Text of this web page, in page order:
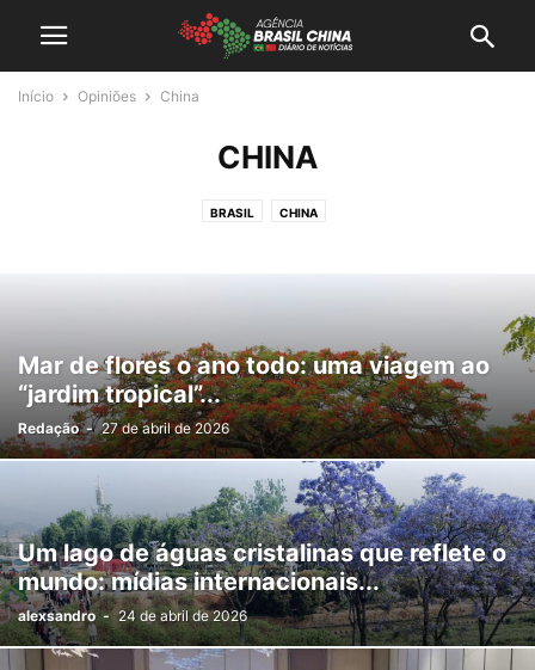
Início Opiniões China
CHINA
BRASIL CHINA
Mar de flores o ano todo: uma viagem ao
“jardim tropical”...
Redação - 27 de abril de 2026
Um lago de águas cristalinas que reflete o
mundo: mídias internacionais...
alexsandro - 24 de abril de 2026